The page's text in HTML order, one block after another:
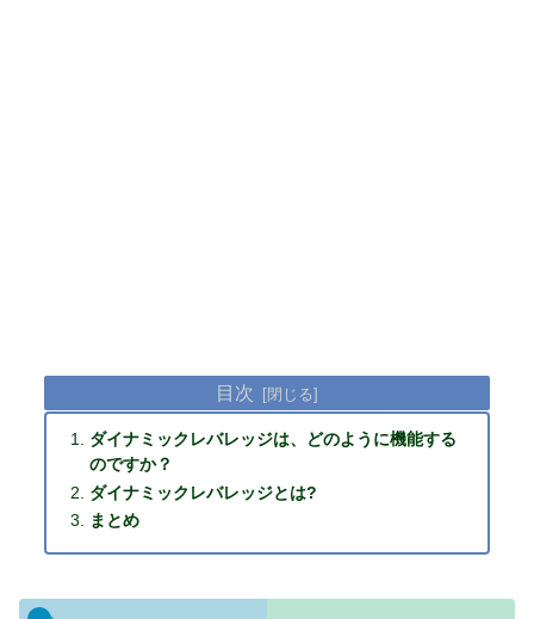
目次
ダイナミックレバレッジは、どのように機能する
のですか？
ダイナミックレバレッジとは?
まとめ